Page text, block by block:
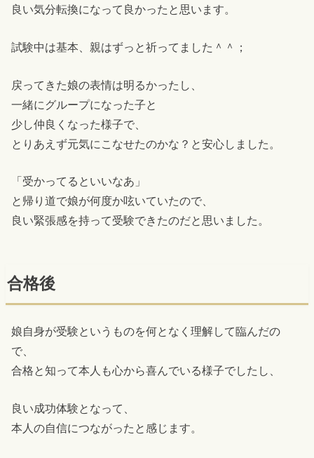
良い気分転換になって良かったと思います。
試験中は基本、親はずっと祈ってました＾＾；
戻ってきた娘の表情は明るかったし、
一緒にグループになった子と
少し仲良くなった様子で、
とりあえず元気にこなせたのかな？と安心しました。
「受かってるといいなあ」
と帰り道で娘が何度か呟いていたので、
良い緊張感を持って受験できたのだと思いました。
合格後
娘自身が受験というものを何となく理解して臨んだの
で、
合格と知って本人も心から喜んでいる様子でしたし、
良い成功体験となって、
本人の自信につながったと感じます。